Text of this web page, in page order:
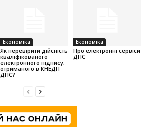
Економіка
Як перевірити дійсність
кваліфікованого
електронного підпису,
отриманого в КНЕДП
ДПС?
Економіка
Про електронні сервіси
ДПС